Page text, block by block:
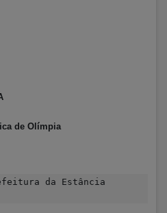
de Olímpia
da Estância